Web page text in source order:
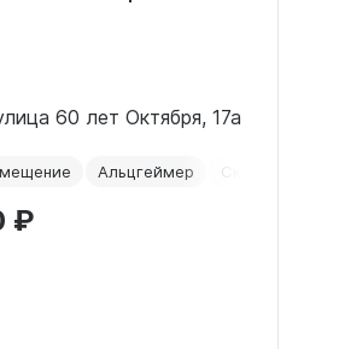
60 лет Октября, 17а
Альцгеймер Склероз
₽